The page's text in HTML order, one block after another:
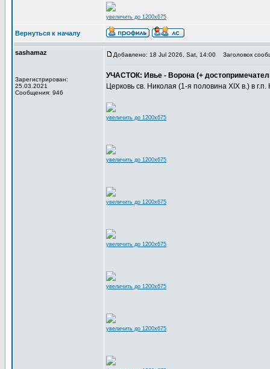
увеличить до 1200x675
Вернуться к началу
sashamaz
Зарегистрирован:
25.03.2021
Сообщения: 946
Добавлено: 18 Jul 2026, Sat, 14:00 Заголовок
УЧАСТОК: Ивье - Ворона (+
Церковь св. Николая (1-я половина XIX в.) в
увеличить до 1200x675
увеличить до 1200x675
увеличить до 1200x675
увеличить до 1200x675
увеличить до 1200x675
увеличить до 1200x675